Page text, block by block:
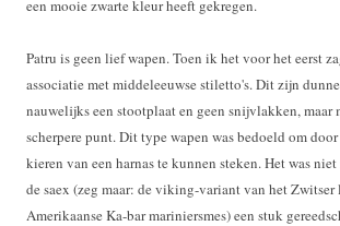
een mooie zwarte kleur heeft gekregen.
Patru is geen lief wapen. Toen ik het voor het eerst
associatie met middeleeuwse stiletto's. Dit zijn
nauwelijks een stootplaat en geen snijvlakken, maar
scherpere punt. Dit type wapen was bedoeld om
kieren van een harnas te kunnen steken. Het was
de saex (zeg maar: de viking-variant van het Zwitser
Amerikaanse Ka-bar mariniersmes) een stuk